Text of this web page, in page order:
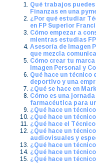
Qué trabajos
Finanzas en una
¿Por qué estudiar
en FP Superior
Cómo empezar a
mientras estudias
Asesoría de Imagen
que mezcla
Cómo crear tu
Imagen Personal y
Qué hace un técnico
deportivo y una
¿Qué se hace en
Cómo es una
farmacéutica para
¿Qué hace un
¿Qué hace un
¿Qué hace el
¿Qué hace un
audiovisuales y
¿Qué hace un
¿Qué hace un
¿Qué hace un